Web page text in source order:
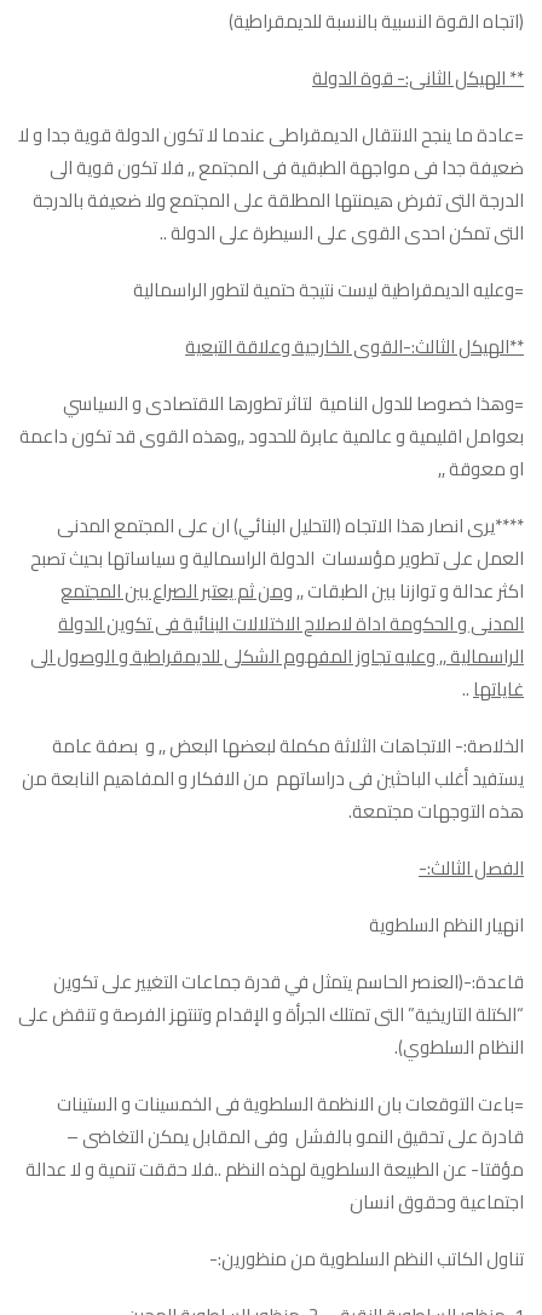
(اتجاه القوة النسبية بالنسبة للديمقراطية)
** الهيكل الثانى:- قوة الدولة
=عادة ما ينجح الانتقال الديمقراطى عندما لا تكون الدولة قوية جدا و لا
ضعيفة جدا فى مواجهة الطبقية فى المجتمع ,, فلا تكون قوية الى
الدرجة التى تفرض هيمنتها المطلقة على المجتمع ولا ضعيفة بالدرجة
التى تمكن احدى القوى على السيطرة على الدولة ..
=وعليه الديمقراطية ليست نتيجة حتمية لتطور الراسمالية
**الهيكل الثالث:-القوى الخارجية وعلاقة التبعية
=وهذا خصوصا للدول النامية لتاثر تطورها الاقتصادى و السياسي
بعوامل اقليمية و عالمية عابرة للحدود ,,وهذه القوى قد تكون داعمة
او معوقة ,,
****يرى انصار هذا الاتجاه (التحليل البنائي) ان على المجتمع المدنى
العمل على تطوير مؤسسات الدولة الراسمالية و سياساتها بحيث تصبح
اكثر عدالة و توازنا بين الطبقات ,,ومن ثم يعتبر الصراع بين المجتمع
المدنى و الحكومة اداة لاصلاح الاختلالات البنائية فى تكوين الدولة
الراسمالية ,, وعليه تجاوز المفهوم الشكلى للديمقراطية و الوصول الى
غاياتها..
الخلاصة:- الاتجاهات الثلاثة مكملة لبعضها البعض ,, و بصفة عامة
يستفيد أغلب الباحثين فى دراساتهم من الافكار و المفاهيم النابعة من
هذه التوجهات مجتمعة.
الفصل الثالث:-
انهيار النظم السلطوية
قاعدة:-(العنصر الحاسم يتمثل في قدرة جماعات التغيير على تكوين
“الكتلة التاريخية” التى تمتلك الجرأة و الإقدام وتنتهز الفرصة و تنقض على
النظام السلطوي).
=باءت التوقعات بان الانظمة السلطوية فى الخمسينات و الستينات
قادرة على تحقيق النمو بالفشل وفى المقابل يمكن التغاضى –
مؤقتا- عن الطبيعة السلطوية لهذه النظم ..فلا حققت تنمية و لا عدالة
اجتماعية وحقوق انسان
تناول الكاتب النظم السلطوية من منظورين:-